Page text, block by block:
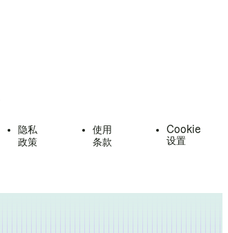
隐私
政策
使用
条款
Cookie
设置